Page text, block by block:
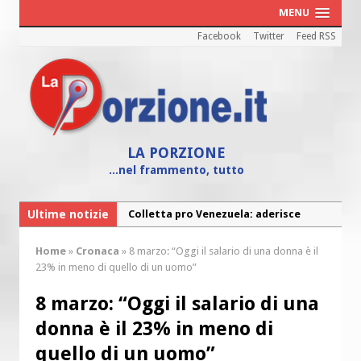
MENU
Facebook Twitter Feed RSS
LA PORZIONE
...nel frammento, tutto
Ultime notizie
Colletta pro Venezuela: aderisce
Fine vita: la Chiesa Cattolica inglese si
Torna la festa della Madonnina a
Montesilvano: “Tanta la devozione”
Torna la festa di Sant’Andrea:
Home » Cronaca » 8 marzo: “Oggi il salario di una donna è il
23% in meno di quello di un uomo”
8 marzo: “Oggi il salario di una
donna è il 23% in meno di
quello di un uomo”